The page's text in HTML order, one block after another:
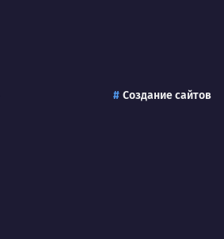
Создание сайтов